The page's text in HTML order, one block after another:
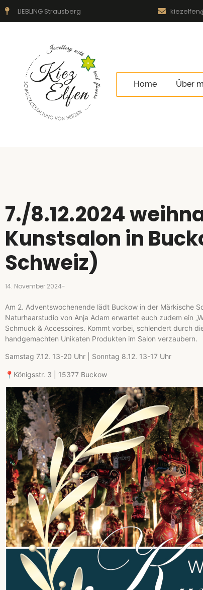
LIEBLING Strausberg
Home Über
7./8.12.2024
Kunstsalon in
Schweiz)
14. November 2024-
Am 2. Adventswochenende lädt Buckow in der Märkische
Naturhaarstudio von Anja Adam erwartet euch zudem ein
Schmuck & Accessoires. Kommt vorbei, schlendert durch
handgemachten Unikaten Produkten im Salon verzaubern.
Samstag 7.12. 13-20 Uhr | Sonntag 8.12. 13-17 Uhr
📍Königsstr. 3 | 15377 Buckow